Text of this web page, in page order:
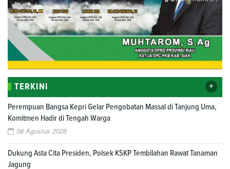
TERKINI +
Perempuan Bangsa Kepri Gelar Pengobatan Massal di Tanjung Uma,
Komitmen Hadir di Tengah Warga
08 Agustus 2026
Dukung Asta Cita Presiden, Polsek KSKP Tembilahan Rawat Tanaman
Jagung